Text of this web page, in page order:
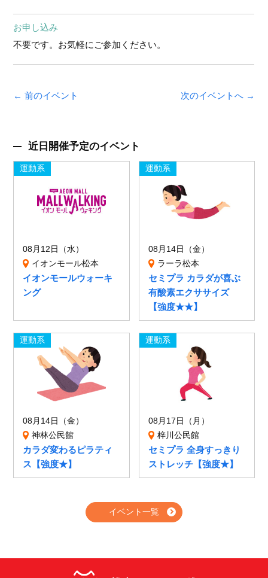
お申し込み
不要です。お気軽にご参加ください。
← 前のイベント 次のイベントへ →
近日開催予定のイベント
運動系
08月12日（水）
イオンモール松本
イオンモールウォーキ
ング
運動系
08月14日（金）
ラーラ松本
セミプラ カラダが喜ぶ
有酸素エクササイズ
【強度★★】
運動系
08月14日（金）
神林公民館
カラダ変わるピラティ
ス【強度★】
運動系
08月17日（月）
梓川公民館
セミプラ 全身すっきり
ストレッチ【強度★】
イベント一覧